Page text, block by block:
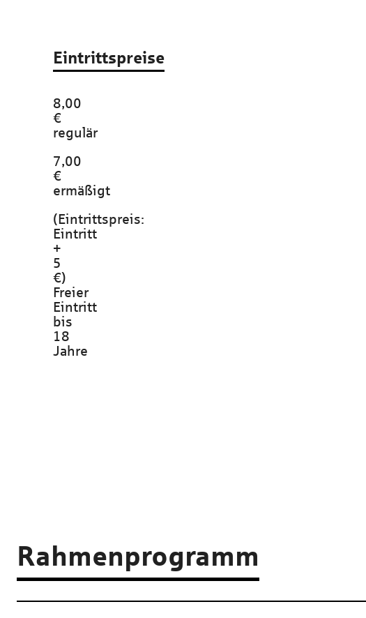
Eintrittspreise
8,00
€
regulär
7,00
€
ermäßigt
(Eintrittspreis:
Eintritt
+
5
€)
Freier
Eintritt
bis
18
Jahre
Rahmenprogramm